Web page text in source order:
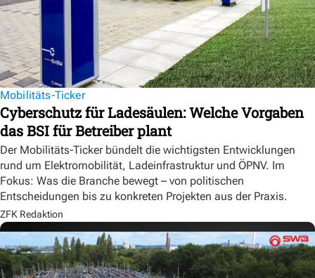
Mobilitäts-Ticker
Cyberschutz für Ladesäulen: Welche Vorgaben
das BSI für Betreiber plant
Der Mobilitäts-Ticker bündelt die wichtigsten Entwicklungen
rund um Elektromobilität, Ladeinfrastruktur und ÖPNV. Im
Fokus: Was die Branche bewegt – von politischen
Entscheidungen bis zu konkreten Projekten aus der Praxis.
ZFK Redaktion